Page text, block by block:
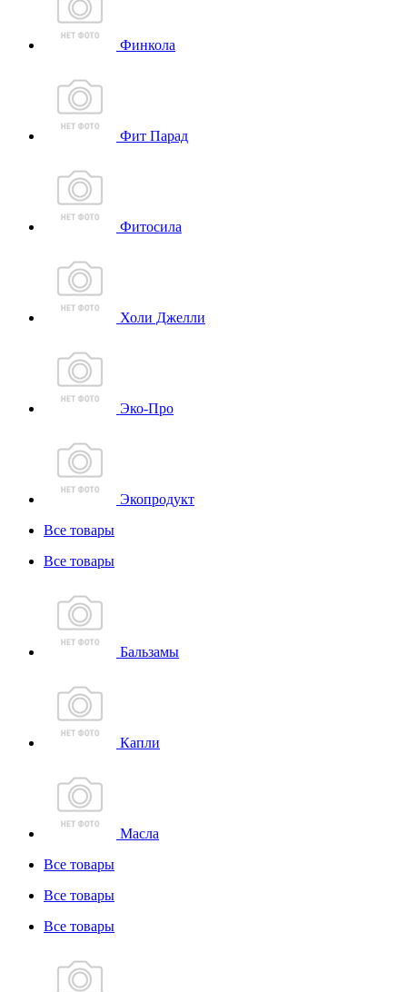
Финкола
Фит Парад
Фитосила
Холи Джелли
Эко-Про
Экопродукт
Все товары
Все товары
Бальзамы
Капли
Масла
Все товары
Все товары
Все товары